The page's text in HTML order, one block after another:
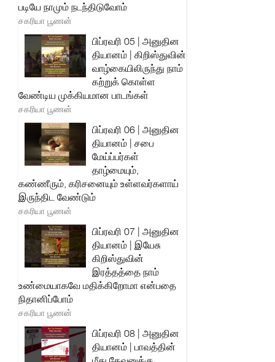
படியே நாமும் நடந்திடுவோம்
சகரியா பூணன்
பிப்ரவரி 05 | அனுதின
தியானம் | கிறிஸ்துவின்
வாழ்கையிலிருந்து நாம்
கற்றுக் கொள்ள
வேண்டிய முக்கியமான பாடங்கள்
சகரியா பூணன்
பிப்ரவரி 06 | அனுதின
தியானம் | சபை
மேய்ப்பர்கள்
தாழ்மையும்,
கண்ணீரும், கரிசனையும் உள்ளவர்களாய்
இருந்திட வேண்டும்
சகரியா பூணன்
பிப்ரவரி 07 | அனுதின
தியானம் | இயேசு
கிறிஸ்துவின்
இரத்தத்தை நாம்
உண்மையாகவே மதிக்கிறோமா என்பதை
நிதானிப்போம்
சகரியா பூணன்
பிப்ரவரி 08 | அனுதின
தியானம் | பாவத்தின்